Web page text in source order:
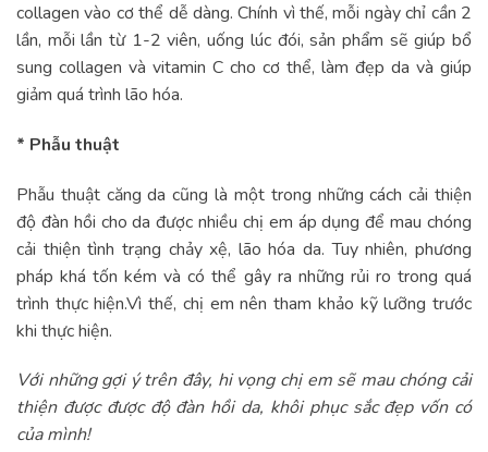
collagen vào cơ thể dễ dàng. Chính vì thế, mỗi ngày chỉ cần 2
lần, mỗi lần từ 1-2 viên, uống lúc đói, sản phẩm sẽ giúp bổ
sung collagen và vitamin C cho cơ thể, làm đẹp da và giúp
giảm quá trình lão hóa.
* Phẫu thuật
Phẫu thuật căng da cũng là một trong những cách cải thiện
độ đàn hồi cho da được nhiều chị em áp dụng để mau chóng
cải thiện tình trạng chảy xệ, lão hóa da. Tuy nhiên, phương
pháp khá tốn kém và có thể gây ra những rủi ro trong quá
trình thực hiện.Vì thế, chị em nên tham khảo kỹ lưỡng trước
khi thực hiện.
Với những gợi ý trên đây, hi vọng chị em sẽ mau chóng cải
thiện được được độ đàn hồi da, khôi phục sắc đẹp vốn có
của mình!